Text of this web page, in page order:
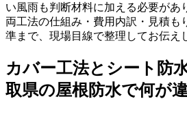
い風雨も判断材料に加える必要があ
両工法の仕組み・費用内訳・見積も
準まで、現場目線で整理してお伝え
カバー工法とシート防
取県の屋根防水で何が